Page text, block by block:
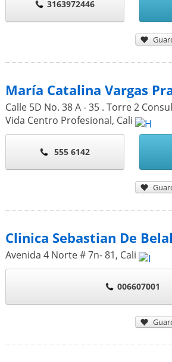
3163972446
María Catalina Vargas
Calle 5D No. 38 A - 35 . Torre 2
Vida Centro Profesional, Cali
555 6142
Clinica Sebastian De
Avenida 4 Norte # 7n- 81, Cali
006607001